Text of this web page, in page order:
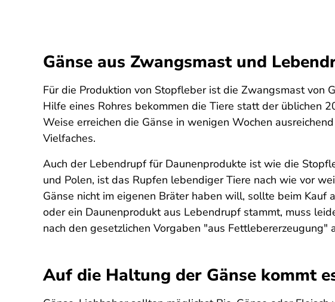
Gänse aus Zwangsmast und
Für die Produktion von Stopfleber ist die Zwangsmast von
Hilfe eines Rohres bekommen die Tiere statt der üblichen
Weise erreichen die Gänse in wenigen Wochen
Vielfaches.
Auch der Lebendrupf für Daunenprodukte ist wie die
und Polen, ist das Rupfen lebendiger Tiere nach wie vor
Gänse nicht im eigenen Bräter haben will, sollte beim
oder ein Daunenprodukt aus Lebendrupf stammt, muss
nach den gesetzlichen Vorgaben "aus Fettlebererzeugung"
Auf die Haltung der Gänse kommt